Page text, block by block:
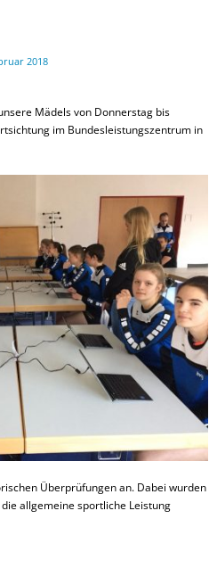
2018
Mädels von Donnerstag bis
im Bundesleistungszentrum in
Überprüfungen an. Dabei wurden
allgemeine sportliche Leistung